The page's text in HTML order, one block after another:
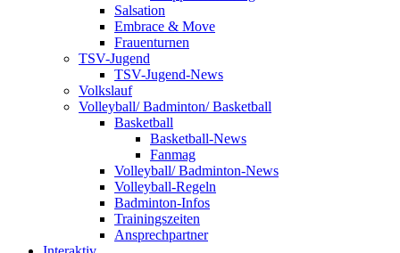
Salsation
Embrace & Move
Frauenturnen
TSV-Jugend
TSV-Jugend-News
Volkslauf
Volleyball/ Badminton/ Basketball
Basketball
Basketball-News
Fanmag
Volleyball/ Badminton-News
Volleyball-Regeln
Badminton-Infos
Trainingszeiten
Ansprechpartner